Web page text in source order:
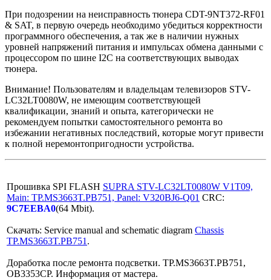
При подозрении на неисправность тюнера CDT-9NT372-RF01
& SAT, в первую очередь необходимо убедиться корректности
программного обеспечения, а так же в наличии нужных
уровней напряжений питания и импульсах обмена данными с
процессором по шине I2C на соответствующих выводах
тюнера.
Внимание! Пользователям и владельцам телевизоров STV-
LC32LT0080W, не имеющим соответствующей
квалификации, знаний и опыта, категорически не
рекомендуем попытки самостоятельного ремонта во
избежании негативных последствий, которые могут привести
к полной неремонтопригодности устройства.
Прошивка SPI FLASH SUPRA STV-LC32LT0080W V1T09,
Main: TP.MS3663T.PB751, Panel: V320BJ6-Q01 CRC:
9C7EEBA0(64 Mbit).
Скачать: Service manual and schematic diagram Chassis
TP.MS3663T.PB751 .
Доработка после ремонта подсветки. TP.MS3663T.PB751,
OB3353CP. Информация от мастера.